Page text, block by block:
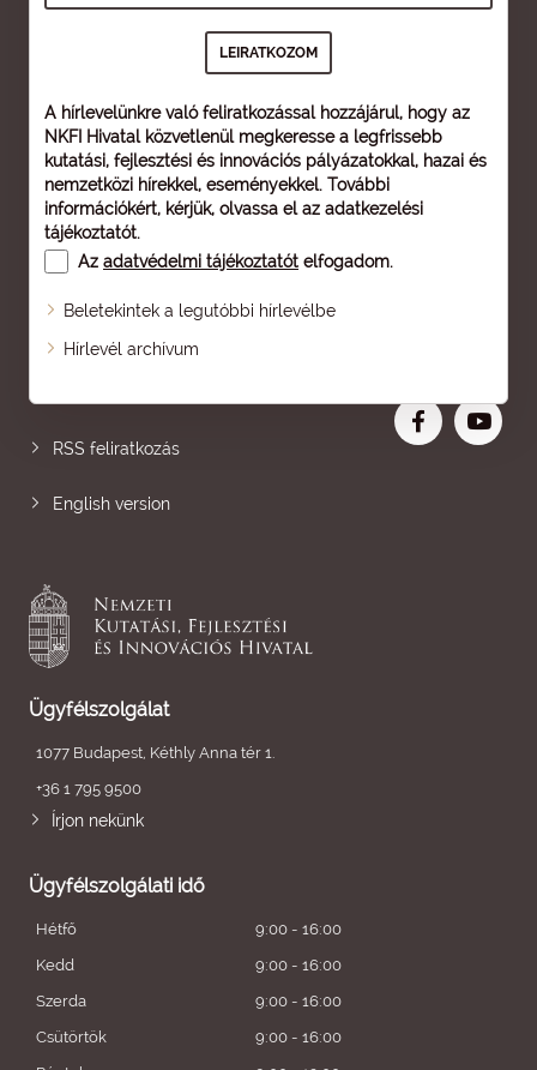
A hírlevelünkre való feliratkozással hozzájárul, hogy az
NKFI Hivatal közvetlenül megkeresse a legfrissebb
kutatási, fejlesztési és innovációs pályázatokkal, hazai és
nemzetközi hírekkel, eseményekkel. További
információkért, kérjük, olvassa el az adatkezelési
tájékoztatót.
Az adatvédelmi tájékoztatót elfogadom.
Beletekintek a legutóbbi hírlevélbe
Hírlevél archívum
Oldaltérkép
RSS feliratkozás
English version
Ügyfélszolgálat
1077 Budapest, Kéthly Anna tér 1.
+36 1 795 9500
Írjon nekünk
Ügyfélszolgálati idő
Hétfő
9:00 - 16:00
Kedd
9:00 - 16:00
Szerda
9:00 - 16:00
Csütörtök
9:00 - 16:00